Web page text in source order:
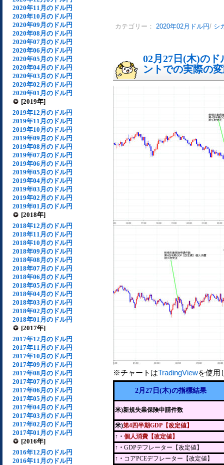
2020年11月のドル円
2020年10月のドル円
2020年09月のドル円
2020年08月のドル円
2020年07月のドル円
2020年06月のドル円
2020年05月のドル円
2020年04月のドル円
2020年03月のドル円
2020年02月のドル円
2020年01月のドル円
[2019年]
2019年12月のドル円
2019年11月のドル円
2019年10月のドル円
2019年09月のドル円
2019年08月のドル円
2019年07月のドル円
2019年06月のドル円
2019年05月のドル円
2019年04月のドル円
2019年03月のドル円
2019年02月のドル円
2019年01月のドル円
[2018年]
2018年12月のドル円
2018年11月のドル円
2018年10月のドル円
2018年09月のドル円
2018年08月のドル円
2018年07月のドル円
2018年06月のドル円
2018年05月のドル円
2018年04月のドル円
2018年03月のドル円
2018年02月のドル円
2018年01月のドル円
[2017年]
2017年12月のドル円
2017年11月のドル円
2017年10月のドル円
2017年09月のドル円
2017年08月のドル円
2017年07月のドル円
2017年06月のドル円
2017年05月のドル円
2017年04月のドル円
2017年03月のドル円
2017年02月のドル円
2017年01月のドル円
[2016年]
2016年12月のドル円
2016年11月のドル円
カテゴリー： 2020年02月ドル円/ シ
02月27日(木)の
ントでの実際の
※チャートはTradingViewを使用
2月27日(木)の指標結果
米)新規失業保険申請件数
米)第4四半期GDP【改定値】
↑・ 個人消費【改定値】
↑・ GDPデフレーター【改定値】
↑・ コアPCEデフレーター【改定値】